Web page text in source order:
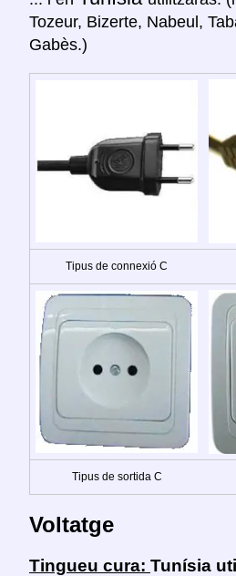
Tozeur, Bizerte, Nabeul,
Gabès.)
Tipus de connexió C
Tipus de sortida C
Voltatge
Tingueu cura: Tunísia